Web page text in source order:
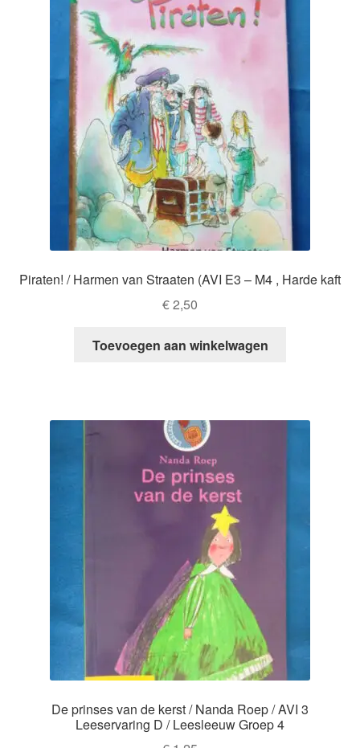
Piraten! / Harmen van Straaten (AVI E3 – M4 , Harde kaft
€2,50
Toevoegen aan winkelwagen
De prinses van de kerst / Nanda Roep / AVI 3
Leeservaring D / Leesleeuw Groep 4